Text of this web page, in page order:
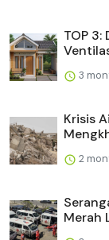
TOP
3
Krisis
2
Merah